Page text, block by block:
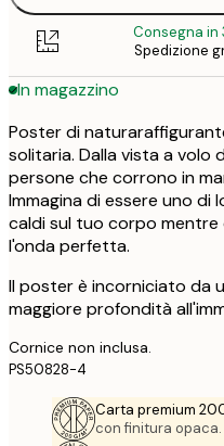
Consegna in
Spedizione
In magazzino
Poster di
solitaria. Dalla vista a volo
persone che corrono in
Immagina di essere uno di
caldi sul tuo corpo
l'onda perfetta.
Il poster è incorniciato da
maggiore profondità
Cornice non inclusa.
PS50828-4
Carta premium
con finitura opaca.